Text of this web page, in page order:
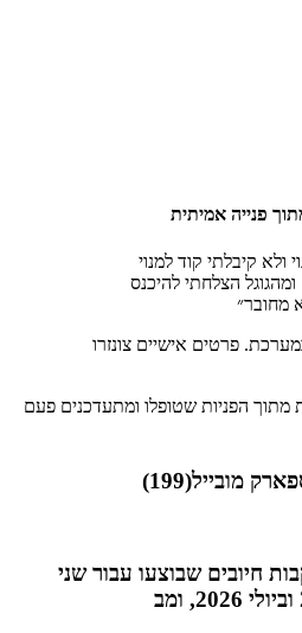
פנייה אמיתית
ולא קיבלתי קוד למנוי
הצלחתי להיכנס
מחובר״
פרטים אישיים צונזרו
מתוך הפניות שטופלו ומתעדכנים פעם
מובייל(
199
)
חיובים שבוצעו עבור שני